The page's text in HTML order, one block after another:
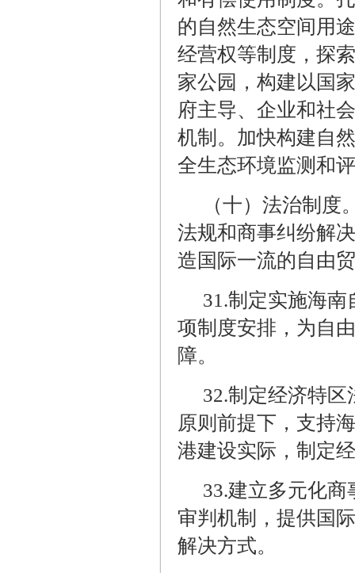
的自然生态空间用
经营权等制度，探
家公园，构建以国
府主导、企业和社
机制。加快构建自
全生态环境监测和
（十）法治制
法规和商事纠纷解
造国际一流的自由
31.制定实施海南
项制度安排，为自
障。
32.制定经济特区
原则前提下，支持
港建设实际，制定
33.建立多元化商
审判机制，提供国
解决方式。